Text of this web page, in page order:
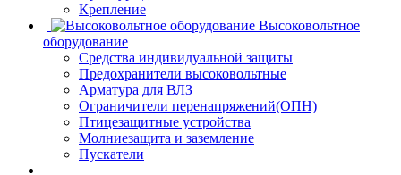
Крепление
Высоковольтное
оборудование
Средства индивидуальной защиты
Предохранители высоковольтные
Арматура для ВЛЗ
Ограничители перенапряжений(ОПН)
Птицезащитные устройства
Молниезащита и заземление
Пускатели